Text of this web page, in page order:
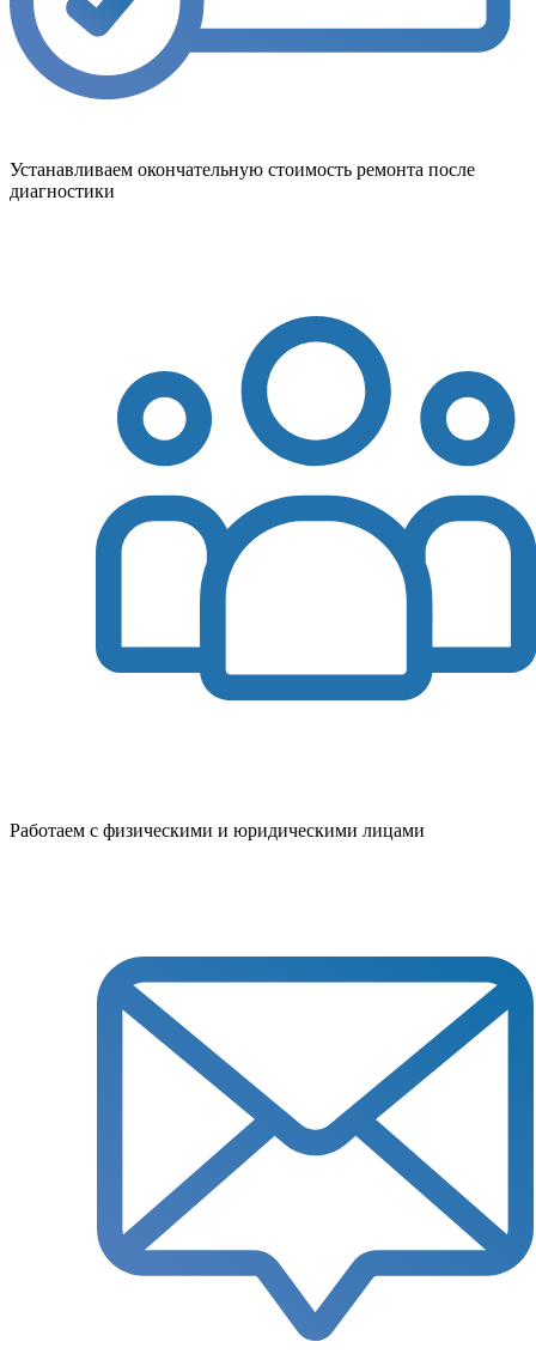
Устанавливаем окончательную стоимость ремонта после
диагностики
Работаем с физическими и юридическими лицами